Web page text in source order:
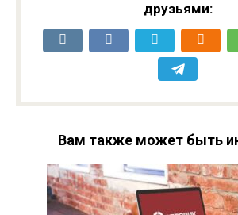
друзьями:
Вам также может быть